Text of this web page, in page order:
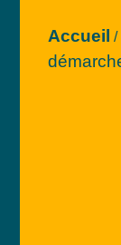
Accueil /